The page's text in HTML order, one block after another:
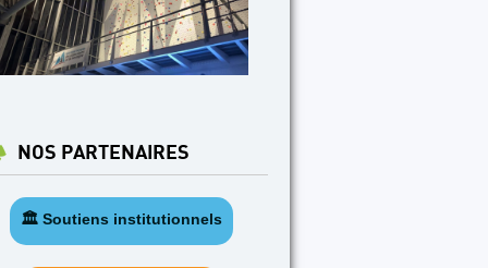
NOS PARTENAIRES
🏛️ Soutiens institutionnels